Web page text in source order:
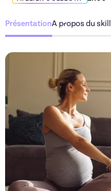
PrésentationA propos du